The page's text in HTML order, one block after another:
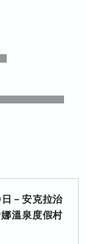
－安克拉治
溫泉度假村